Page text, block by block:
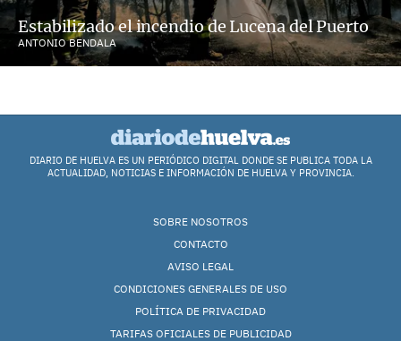
Estabilizado el incendio de Lucena del Puerto
ANTONIO BENDALA
DIARIO DE HUELVA ES UN PERIÓDICO DIGITAL DONDE SE PUBLICA TODA LA
ACTUALIDAD, NOTICIAS E INFORMACIÓN DE HUELVA Y PROVINCIA.
SOBRE NOSOTROS
CONTACTO
AVISO LEGAL
CONDICIONES GENERALES DE USO
POLÍTICA DE PRIVACIDAD
TARIFAS OFICIALES DE PUBLICIDAD